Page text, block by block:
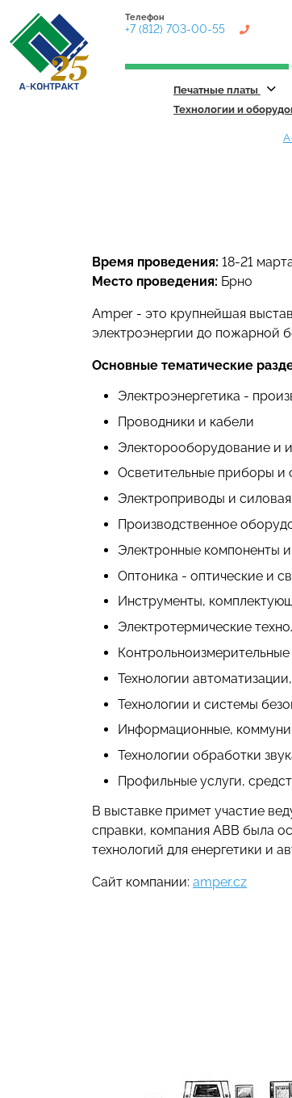
Телефон
+7 (812) 703-00-55
Печатные платы
Технологии и
Время проведения: 18-21
Место проведения: Брно
Amper - это крупнейшая
электроэнергии до пожарной
Основные тематические
Электроэнергетика -
Проводники и кабели
Электорооборудование и
Осветительные приборы и
Электроприводы и
Производственное
Электронные компоненты
Оптоника - оптические и
Инструменты,
Электротермические
Технологии
Технологии и системы
Информационные,
Технологии обработки
Профильные услуги,
В выставке примет участие
справки, компания ABB была
технологий для енергетики и
Сайт компании: amper.cz